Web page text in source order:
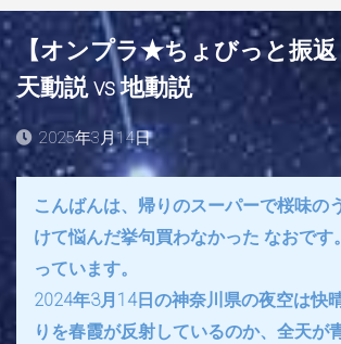
【オンプラ★ちょびっと振
天動説 vs 地動説
2025年3月14日
こんばんは、帰りのスーパーで桜味の
けて悩んだ挙句買わなかった なおです
っています。
2024年3月14日の神奈川県の夜空は快
りを春霞が反射しているのか、全天が